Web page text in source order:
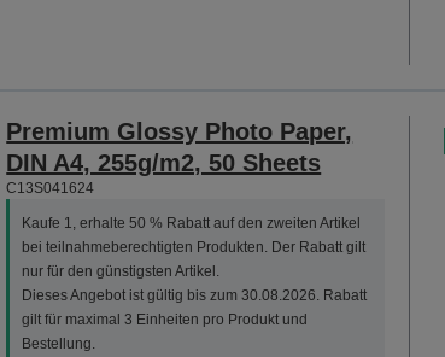
Premium Glossy Photo Paper,
DIN A4, 255g/m2, 50 Sheets
C13S041624
Kaufe 1, erhalte 50 % Rabatt auf den zweiten Artikel
bei teilnahmeberechtigten Produkten. Der Rabatt gilt
nur für den günstigsten Artikel.
Dieses Angebot ist gültig bis zum 30.08.2026. Rabatt
gilt für maximal 3 Einheiten pro Produkt und
Bestellung.